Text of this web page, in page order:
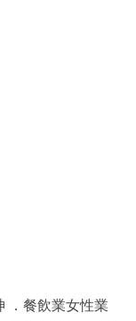
．餐飲業女性業